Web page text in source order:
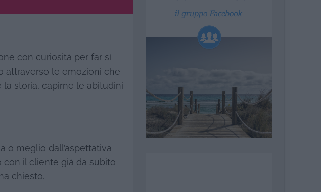
con curiosità per far sì
attraverso le emozioni che
storia, capirne le abitudini
o meglio dall’aspettativa
il cliente già da subito
chiesto.